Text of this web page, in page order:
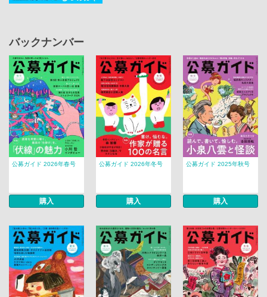
バックナンバー
公募ガイド 2026年春号
購入
公募ガイド 2026年冬号
購入
公募ガイド 2025年秋号
購入